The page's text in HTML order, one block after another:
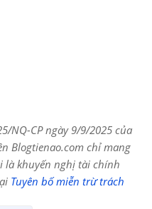
NQ-CP ngày 9/9/2025 của
Blogtienao.com chỉ mang
là khuyến nghị tài chính
Tuyên bố miễn trừ trách